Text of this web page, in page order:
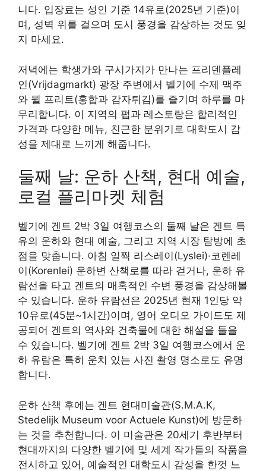
니다. 입장료는 성인 기준 14유로(2025년 기준)이
며, 성벽 위를 걸으며 도시 풍경을 감상하는 것도 잊
지 마세요.
저녁에는 학생가와 구시가지가 만나는 프리덴플레
인(Vrijdagmarkt) 광장 주변에서 벨기에 수제 맥주
와 뮐 프리트(홍합과 감자튀김)를 즐기며 하루를 마
무리합니다. 이 지역의 펍과 레스토랑은 합리적인
가격과 다양한 메뉴, 친근한 분위기로 대학도시 감
성을 제대로 느끼게 해줍니다.
둘째 날: 운하 산책, 현대 예술,
로컬 플리마켓 체험
벨기에 겐트 2박 3일 여행코스의 둘째 날은 겐트 특
유의 운하와 현대 예술, 그리고 지역 시장 탐방에 초
점을 맞춥니다. 아침 일찍 리스레이(Lyslei)·코렌레
이(Korenlei) 운하변 산책로를 따라 걷거나, 운하 유
람선을 타고 겐트의 매혹적인 수변 풍경을 감상해볼
수 있습니다. 운하 유람선은 2025년 현재 1인당 약
10유로(45분~1시간)이며, 영어 오디오 가이드도 제
공되어 겐트의 역사와 건축물에 대한 해설을 들을
수 있습니다. 벨기에 겐트 2박 3일 여행코스에서 운
하 유람은 특히 운치 있는 사진 촬영 명소로도 유명
합니다.
운하 산책 후에는 겐트 현대미술관(S.M.A.K,
Stedelijk Museum voor Actuele Kunst)에 방문하
는 것을 추천합니다. 이 미술관은 20세기 후반부터
현대까지의 다양한 벨기에 및 세계 작가들의 작품을
전시하고 있어, 예술적인 대학도시 감성을 한껏 느